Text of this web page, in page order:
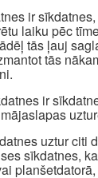
ir
laiku pēc
tās ļauj
tās
ir
uztur citi
sīkdatnes,